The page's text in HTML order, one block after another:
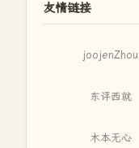
友情链接
joojenZhou
东评西就
木本无心